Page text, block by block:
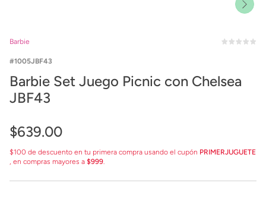
Barbie
1005JBF43
Barbie Set Juego Picnic con Chelsea
JBF43
$639.00
$100 de descuento en tu primera compra usando el cupón PRIMERJUGUETE
, en compras mayores a $999.